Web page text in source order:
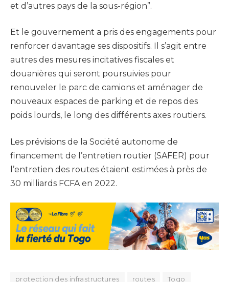
et d’autres pays de la sous-région”.
Et le gouvernement a pris des engagements pour
renforcer davantage ses dispositifs. Il s’agit entre
autres des mesures incitatives fiscales et
douanières qui seront poursuivies pour
renouveler le parc de camions et aménager de
nouveaux espaces de parking et de repos des
poids lourds, le long des différents axes routiers.
Les prévisions de la Société autonome de
financement de l’entretien routier (SAFER) pour
l’entretien des routes étaient estimées à près de
30 milliards FCFA en 2022.
protection des infrastructures routes Togo